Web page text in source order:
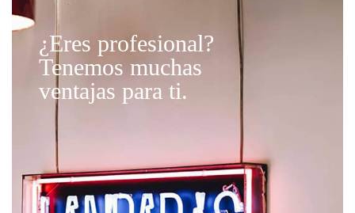
¿Eres profesional?
Tenemos muchas
ventajas para ti.